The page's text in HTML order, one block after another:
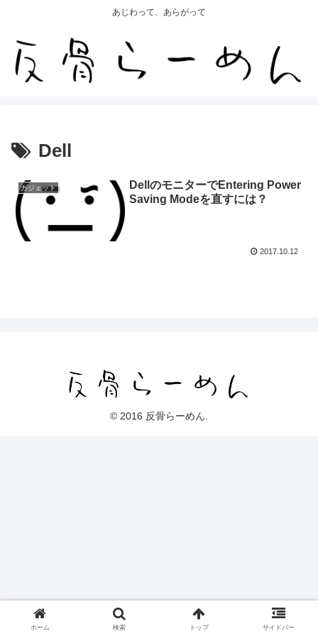
あじわって、あらがって
Dell
ガジェット
DellのモニターでEntering Power
Saving Modeを直すには？
2017.10.12
© 2016 反骨らーめん.
ホーム 検索 トップ サイドバー